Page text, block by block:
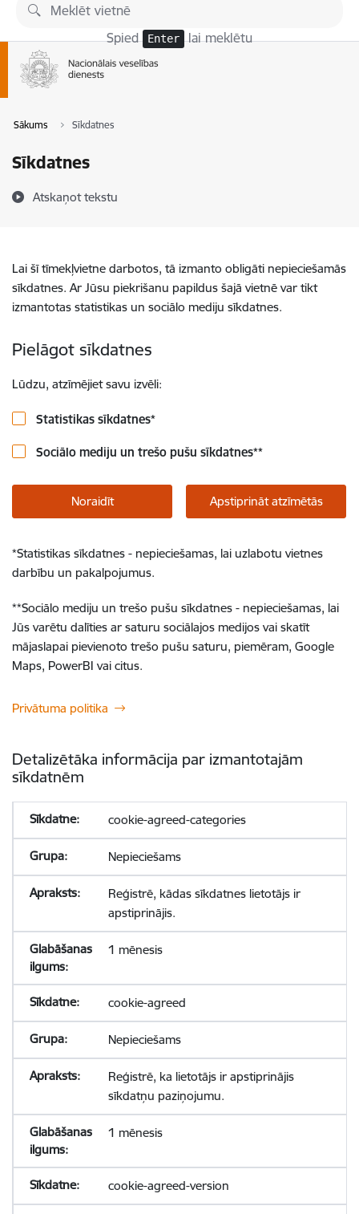
Pāriet uz lapas saturu
Spied Enter lai meklētu
Sākums Sīkdatnes
Sīkdatnes
Atskaņot tekstu
Lai šī tīmekļvietne darbotos, tā izmanto obligāti nepieciešamās
sīkdatnes. Ar Jūsu piekrišanu papildus šajā vietnē var tikt
izmantotas statistikas un sociālo mediju sīkdatnes.
Pielāgot sīkdatnes
Lūdzu, atzīmējiet savu izvēli:
Statistikas sīkdatnes*
Sociālo mediju un trešo pušu sīkdatnes**
Noraidīt Apstiprināt atzīmētās
*Statistikas sīkdatnes - nepieciešamas, lai uzlabotu vietnes
darbību un pakalpojumus.
**Sociālo mediju un trešo pušu sīkdatnes - nepieciešamas, lai
Jūs varētu dalīties ar saturu sociālajos medijos vai skatīt
mājaslapai pievienoto trešo pušu saturu, piemēram, Google
Maps, PowerBI vai citus.
Privātuma politika
Detalizētāka informācija par izmantotajām
sīkdatnēm
cookie-agreed-categories
Nepieciešams
Reģistrē, kādas sīkdatnes lietotājs ir
apstiprinājis.
1 mēnesis
cookie-agreed
Nepieciešams
Reģistrē, ka lietotājs ir apstiprinājis
sīkdatņu paziņojumu.
1 mēnesis
cookie-agreed-version